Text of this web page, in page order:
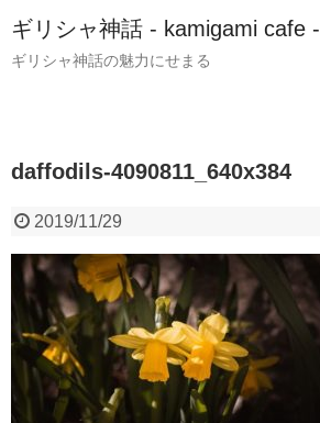
ギリシャ神話 - kamigami cafe -
ギリシャ神話の魅力にせまる
daffodils-4090811_640x384
2019/11/29